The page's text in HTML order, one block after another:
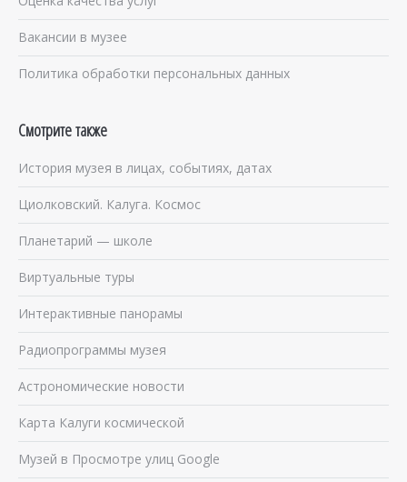
Вакансии в музее
Политика обработки персональных данных
Смотрите также
История музея в лицах, событиях, датах
Циолковский. Калуга. Космос
Планетарий — школе
Виртуальные туры
Интерактивные панорамы
Радиопрограммы музея
Астрономические новости
Карта Калуги космической
Музей в Просмотре улиц Google